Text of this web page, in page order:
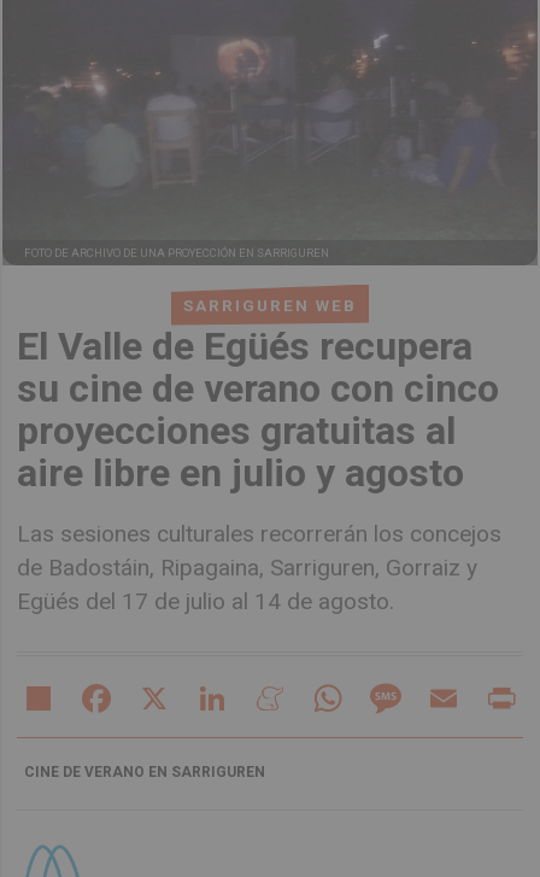
SARRIGUREN WEB
El Valle de Egüés recupera
su cine de verano con cinco
proyecciones gratuitas al
aire libre en julio y agosto
Las sesiones culturales recorrerán los concejos
de Badostáin, Ripagaina, Sarriguren, Gorraiz y
Egüés del 17 de julio al 14 de agosto.
FOTO DE ARCHIVO DE UNA PROYECCIÓN EN SARRIGUREN
Share Facebook LinkedIn MeneameWhatsAppMessageEmail
CINE DE VERANO EN SARRIGUREN